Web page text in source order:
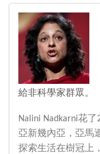
給非科學家群眾。
Nalini Nadkarni花
亞新幾內亞，亞馬
探索生活在樹冠上